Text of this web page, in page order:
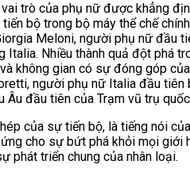
trò của phụ nữ được khẳng
bộ trong bộ máy thể chế
Meloni, người phụ nữ đầu
Nhiều thành quả đột phá
không gian có sự đóng góp
người phụ nữ Italia đầu tiên
Âu đầu tiên của Trạm vũ trụ
của sự tiến bộ, là tiếng nói
cho sự bứt phá khỏi mọi giới
phát triển chung của nhân loại.